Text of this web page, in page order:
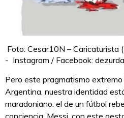
Foto: Cesar10N – Caricaturista
- Instagram / Facebook:
Pero este pragmatismo extremo
Argentina, nuestra identidad
maradoniano: el de un fútbol